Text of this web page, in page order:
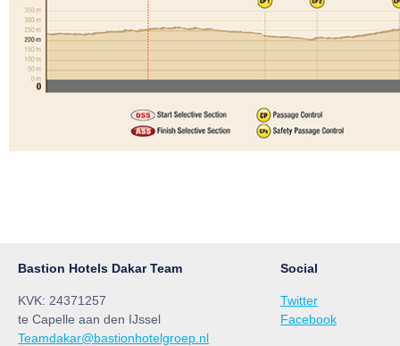
Bastion Hotels Dakar Team
KVK: 24371257
te Capelle aan den IJssel
Teamdakar@bastionhotelgroep.nl
Social
Twitter
Facebook